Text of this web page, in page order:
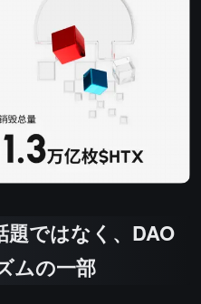
題ではなく、DAO
ムの一部